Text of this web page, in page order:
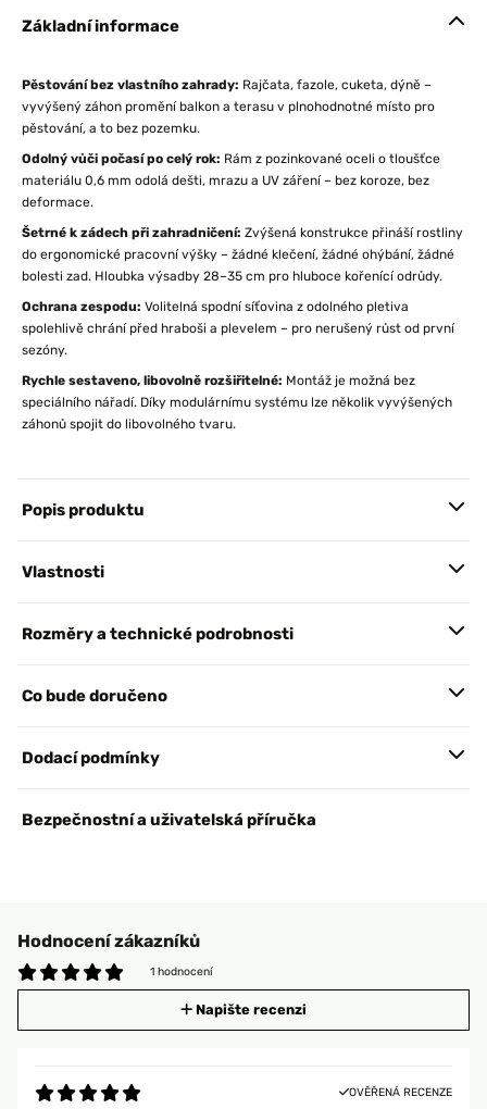
Základní informace
Pěstování bez vlastního zahrady: Rajčata, fazole, cuketa, dýně –
vyvýšený záhon promění balkon a terasu v plnohodnotné místo pro
pěstování, a to bez pozemku.
Odolný vůči počasí po celý rok: Rám z pozinkované oceli o tloušťce
materiálu 0,6 mm odolá dešti, mrazu a UV záření – bez koroze, bez
deformace.
Šetrné k zádech při zahradničení: Zvýšená konstrukce přináší rostliny
do ergonomické pracovní výšky – žádné klečení, žádné ohýbání, žádné
bolesti zad. Hloubka výsadby 28–35 cm pro hluboce kořenící odrůdy.
Ochrana zespodu: Volitelná spodní síťovina z odolného pletiva
spolehlivě chrání před hraboši a plevelem – pro nerušený růst od první
sezóny.
Rychle sestaveno, libovolně rozšiřitelné: Montáž je možná bez
speciálního nářadí. Díky modulárnímu systému lze několik vyvýšených
záhonů spojit do libovolného tvaru.
Popis produktu
Vlastnosti
Rozměry a technické podrobnosti
Co bude doručeno
Dodací podmínky
Bezpečnostní a uživatelská příručka
Hodnocení zákazníků
1 hodnocení
Napište recenzi
OVĚŘENÁ RECENZE